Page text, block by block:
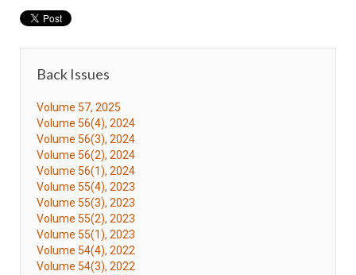
Back Issues
Volume 57, 2025
Volume 56(4), 2024
Volume 56(3), 2024
Volume 56(2), 2024
Volume 56(1), 2024
Volume 55(4), 2023
Volume 55(3), 2023
Volume 55(2), 2023
Volume 55(1), 2023
Volume 54(4), 2022
Volume 54(3), 2022